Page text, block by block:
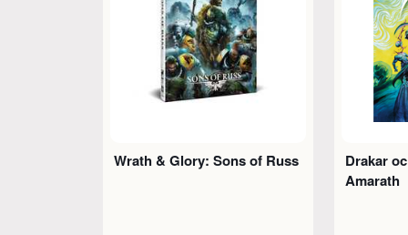
Wrath & Glory: Sons of Russ
Drakar
Amarath